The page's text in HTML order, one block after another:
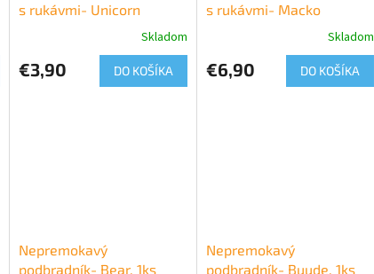
s rukávmi- Unicorn
Skladom
€3,90 DO KOŠÍKA
s rukávmi- Macko
Skladom
€6,90 DO KOŠÍKA
Nepremokavý
podbradník- Bear, 1ks
Nepremokavý
podbradník- Buude, 1ks